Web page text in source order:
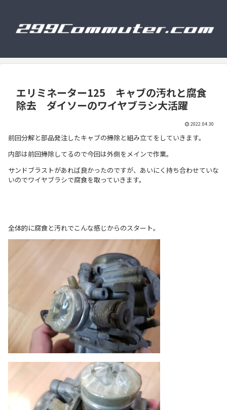
エリミネーター125 キャブの汚れと腐食
除去 ダイソーのワイヤブラシ大活躍
2022.04.30
前回分解と部品発注したキャブの掃除と組み立てをしていきます。
内部は前回掃除してるので今回は外側をメインで作業。
サンドブラストがあれば良かったのですが、あいにく持ち合わせていな
いのでワイヤブラシで腐食を取っていきます。
全体的に腐食と汚れでこんな感じからのスタート。